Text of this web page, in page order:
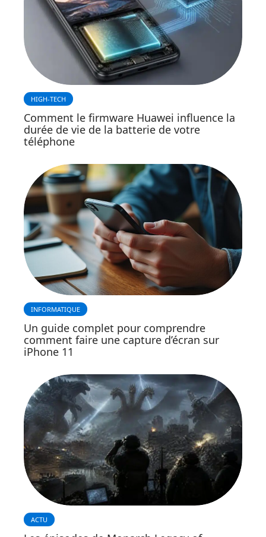
HIGH-TECH
Comment le firmware Huawei influence la
durée de vie de la batterie de votre
téléphone
INFORMATIQUE
Un guide complet pour comprendre
comment faire une capture d’écran sur
iPhone 11
ACTU